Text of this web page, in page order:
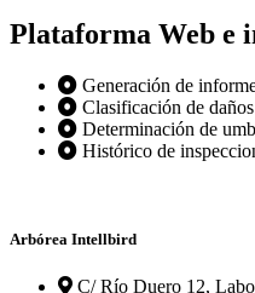
Plataforma Web e
Generación de
Clasificación de
Determinación de
Histórico de
Arbórea Intellbird
C/ Río Duero 12,